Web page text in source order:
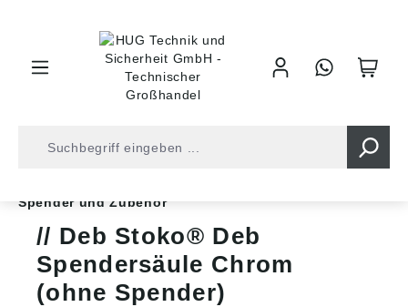
Spender und Zubehör
Deb Stoko® Deb
Spendersäule Chrom
(ohne Spender)